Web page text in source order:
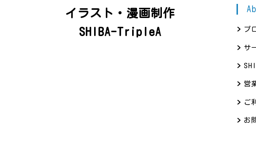
イラスト・漫画制作
SHIBA-TripleA
プ
サ
営
ご
お